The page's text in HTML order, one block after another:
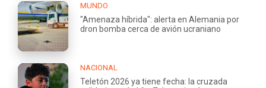
MUNDO
"Amenaza híbrida": alerta en Alemania por
dron bomba cerca de avión ucraniano
NACIONAL
Teletón 2026 ya tiene fecha: la cruzada